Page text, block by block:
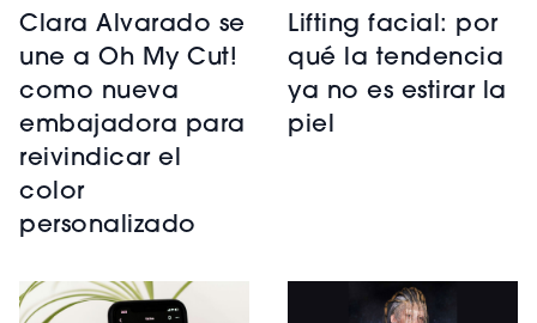
Clara Alvarado se
une a Oh My Cut!
como nueva
embajadora para
reivindicar el
color
personalizado
Lifting facial: por
qué la tendencia
ya no es estirar la
piel